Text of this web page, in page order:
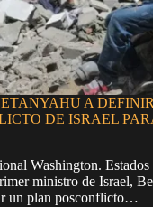
A
DE ISRAEL
Washington.
ministro de Israel,
un plan posconflicto…